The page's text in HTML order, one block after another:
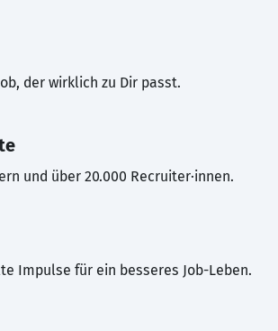
der wirklich zu Dir passt.
und über 20.000 Recruiter·innen.
Impulse für ein besseres Job-Leben.